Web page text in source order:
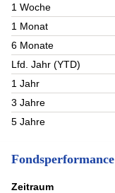
1 Woche
1 Monat
6 Monate
Lfd. Jahr (YTD)
1 Jahr
3 Jahre
5 Jahre
Fondsperformance
Zeitraum